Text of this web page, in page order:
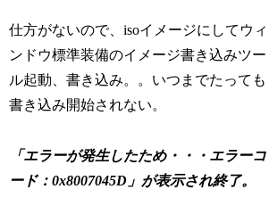
仕方がないので、isoイメージにしてウィ
ンドウ標準装備のイメージ書き込みツー
ル起動、書き込み。。いつまでたっても
書き込み開始されない。
「エラーが発生したため・・・エラーコ
ード：0x8007045D」が表示され終了。